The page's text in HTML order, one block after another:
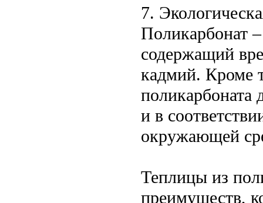
7.
Поликарбонат
содержащий
кадмий. Кроме
поликарбоната
и в
окружающей
Теплицы из
преимуществ,